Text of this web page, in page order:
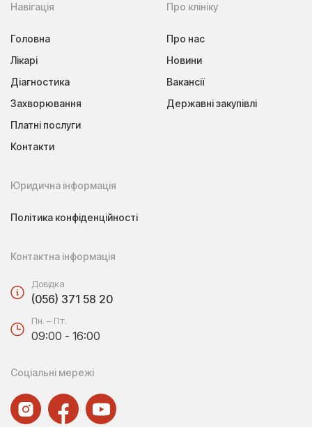
Навігація
Головна
Лікарі
Діагностика
Захворювання
Платні послуги
Контакти
Про клініку
Про нас
Новини
Вакансії
Державні закупівлі
Юридична інформація
Політика конфіденційності
Контактна інформація
Довідка
(056) 371 58 20
Пн. – Пт.
09:00 - 16:00
Соціальні мережі